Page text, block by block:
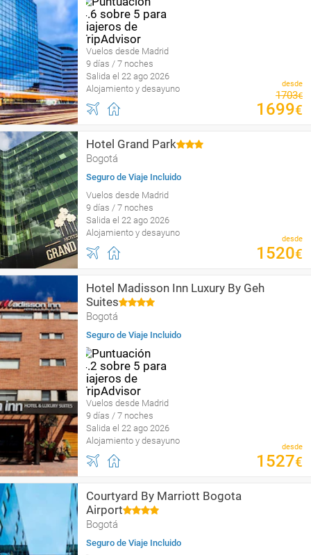
Vuelos desde Madrid
9 días / 7 noches
Salida el 22 ago 2026
Alojamiento y desayuno
desde
1703€
1699€
Hotel Grand Park
Bogotá
Seguro de Viaje Incluido
Vuelos desde Madrid
9 días / 7 noches
Salida el 22 ago 2026
Alojamiento y desayuno
desde
1520€
Hotel Madisson Inn Luxury By Geh
Suites
Bogotá
Seguro de Viaje Incluido
Vuelos desde Madrid
9 días / 7 noches
Salida el 22 ago 2026
Alojamiento y desayuno
desde
1527€
Courtyard By Marriott Bogota
Airport
Bogotá
Seguro de Viaje Incluido